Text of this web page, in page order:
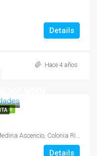
Details
Hace 4 años
MXN
Details